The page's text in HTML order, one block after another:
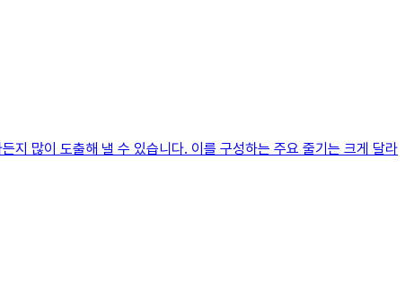
지 많이 도출해 낼 수 있습니다. 이를 구성하는 주요 줄기는 크게 달라